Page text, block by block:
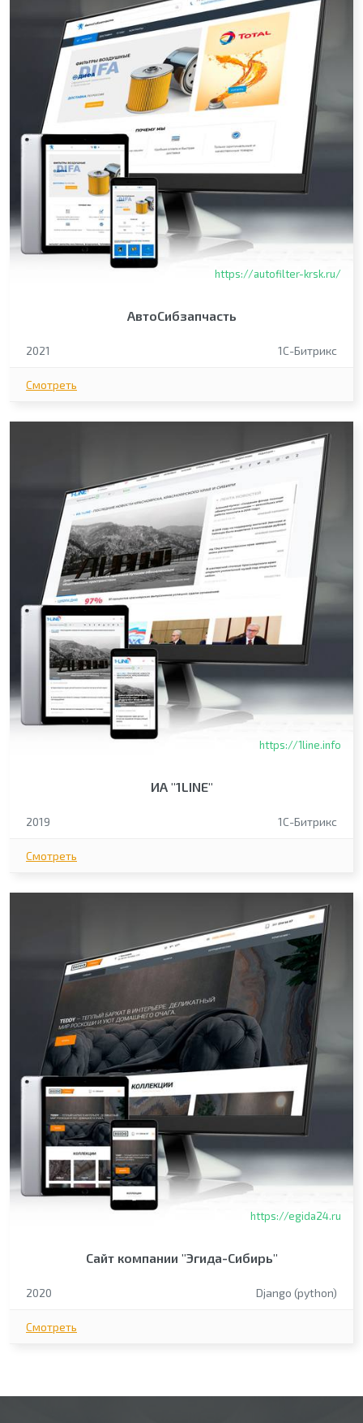
https://autofilter-krsk.ru/
АвтоСибзапчасть
2021 1С-Битрикс
Смотреть
https://1line.info
ИА "1LINE"
2019 1С-Битрикс
Смотреть
https://egida24.ru
Сайт компании "Эгида-Сибирь"
2020 Django (python)
Смотреть